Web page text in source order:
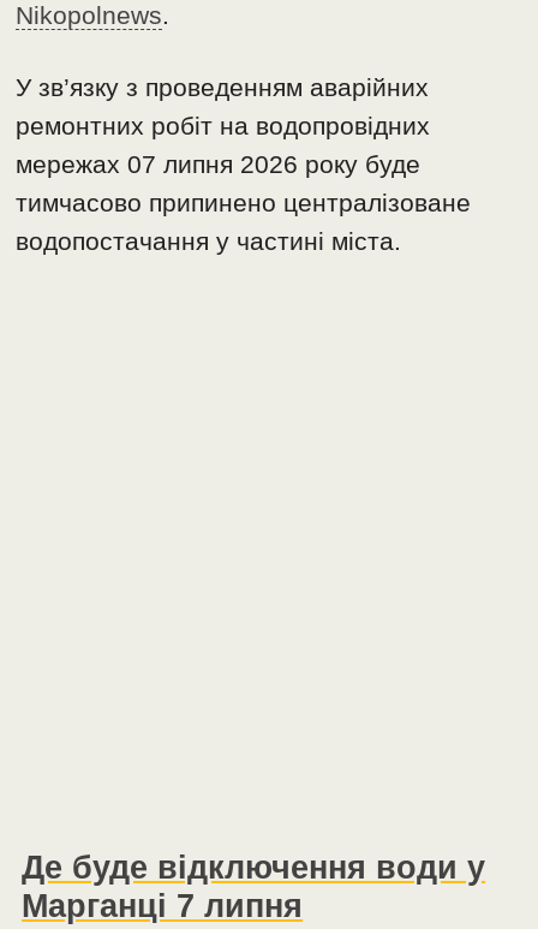
Nikopolnews.
У зв’язку з проведенням аварійних
ремонтних робіт на водопровідних
мережах 07 липня 2026 року буде
тимчасово припинено централізоване
водопостачання у частині міста.
Де буде відключення води у
Марганці 7 липня